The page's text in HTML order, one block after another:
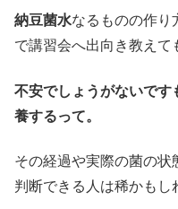
納豆菌水なるものの作り
で講習会へ出向き教えて
不安でしょうがないです
養するって。
その経過や実際の菌の
判断できる人は稀かもし